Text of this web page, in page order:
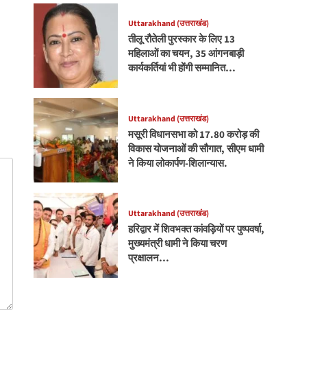
Uttarakhand (उत्तराखंड)
तीलू रौतेली पुरस्कार के लिए 13
महिलाओं का चयन, 35 आंगनबाड़ी
कार्यकर्तियां भी होंगी सम्मानित…
Uttarakhand (उत्तराखंड)
मसूरी विधानसभा को 17.80 करोड़ की
विकास योजनाओं की सौगात, सीएम धामी
ने किया लोकार्पण-शिलान्यास.
Uttarakhand (उत्तराखंड)
हरिद्वार में शिवभक्त कांवड़ियों पर पुष्पवर्षा,
मुख्यमंत्री धामी ने किया चरण
प्रक्षालन…